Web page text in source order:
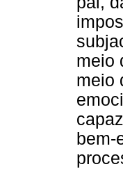
meio
meio
bem-